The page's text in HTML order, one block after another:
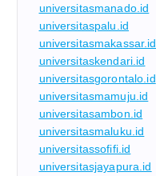
universitasmanado.id
universitaspalu.id
universitasmakassar.id
universitaskendari.id
universitasgorontalo.id
universitasmamuju.id
universitasambon.id
universitasmaluku.id
universitassofifi.id
universitasjayapura.id